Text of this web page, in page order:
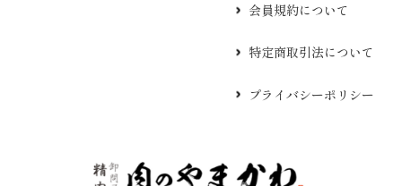
会員規約について
特定商取引法について
プライバシーポリシー